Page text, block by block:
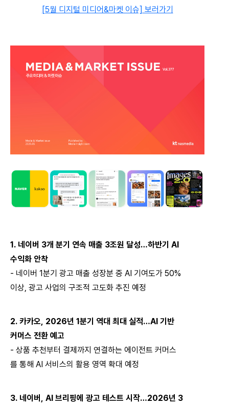
[5월 디지털 미디어&마켓 이슈] 보러가기
1. 네이버 3개 분기 연속 매출 3조원 달성…하반기 AI
수익화 안착
- 네이버 1분기 광고 매출 성장분 중 AI 기여도가 50%
이상, 광고 사업의 구조적 고도화 추진 예정
2. 카카오, 2026년 1분기 역대 최대 실적…AI 기반
커머스 전환 예고
- 상품 추천부터 결제까지 연결하는 에이전트 커머스
를 통해 AI 서비스의 활용 영역 확대 예정
3. 네이버 , AI 브리핑에 광고 테스트 시작…2026년 3